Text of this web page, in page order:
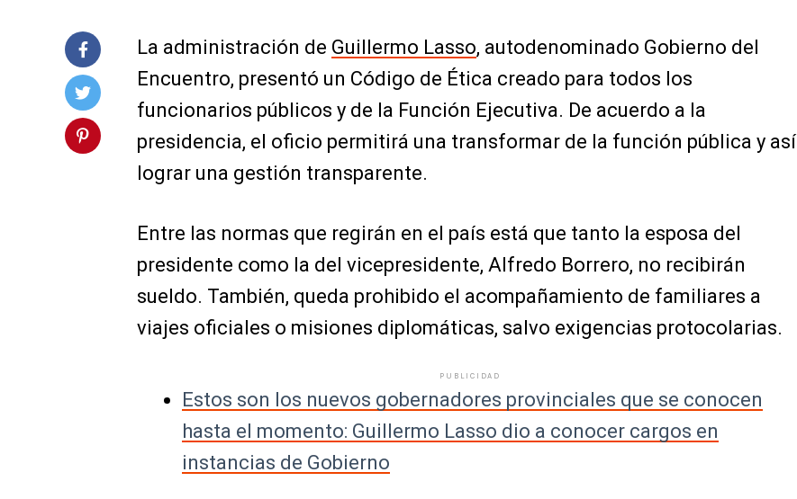
La administración de Guillermo Lasso, autodenominado Gobierno del
Encuentro, presentó un Código de Ética creado para todos los
funcionarios públicos y de la Función Ejecutiva. De acuerdo a la
presidencia, el oficio permitirá una transformar de la función pública y así
lograr una gestión transparente.
Entre las normas que regirán en el país está que tanto la esposa del
presidente como la del vicepresidente, Alfredo Borrero, no recibirán
sueldo. También, queda prohibido el acompañamiento de familiares a
viajes oficiales o misiones diplomáticas, salvo exigencias protocolarias.
PUBLICIDAD
Estos son los nuevos gobernadores provinciales que se conocen
hasta el momento: Guillermo Lasso dio a conocer cargos en
instancias de Gobierno